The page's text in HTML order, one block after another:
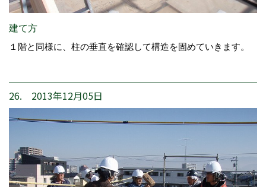
建て方
１階と同様に、柱の垂直を確認して構造を固めていきます。
26. 2013年12月05日